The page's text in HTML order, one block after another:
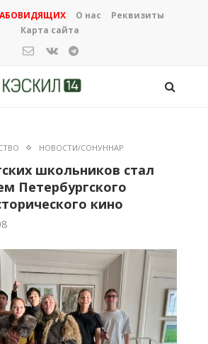
О нас
Реквизиты
Карта сайта
НОВОСТИ/СОНУННАР
школьников стал
Петербургского
кино